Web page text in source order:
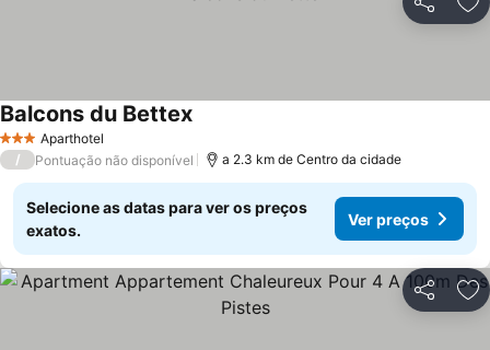
Partilhar
3 EstrelasAparthotel
Balcons du Bettex
/ Pontuação não disponível a 2.3 km de Centro da cidade
Selecione as datas para ver os preços
exatos.
Ver preços
Partilhar